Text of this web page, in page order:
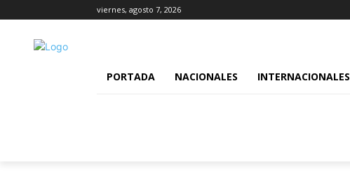
viernes, agosto 7, 2026
PORTADA NACIONALES INTERNACIONALES